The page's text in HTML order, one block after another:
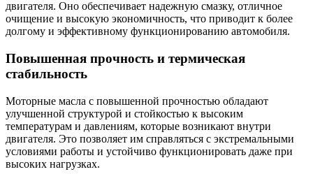
двигателя. Оно обеспечивает надежную смазку, отличное
очищение и высокую экономичность, что приводит к более
долгому и эффективному функционированию автомобиля.
Повышенная прочность и термическая
стабильность
Моторные масла с повышенной прочностью обладают
улучшенной структурой и стойкостью к высоким
температурам и давлениям, которые возникают внутри
двигателя. Это позволяет им справляться с экстремальными
условиями работы и устойчиво функционировать даже при
высоких нагрузках.